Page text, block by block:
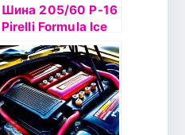
Шина 205/60 Р-16
Pirelli Formula Ice
96T б/к шип